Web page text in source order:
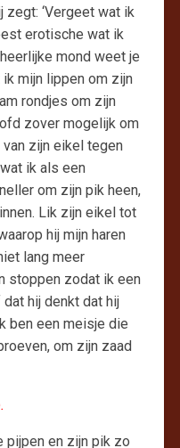
zegt: ‘Vergeet wat ik
erotische wat ik
mond weet je
mijn lippen om zijn
rondjes om zijn
zover mogelijk om
zijn eikel tegen
ik als een
om zijn pik heen,
Lik zijn eikel tot
hij mijn haren
lang meer
stoppen zodat ik een
hij denkt dat hij
ben een meisje die
om zijn zaad
pijpen en zijn pik zo